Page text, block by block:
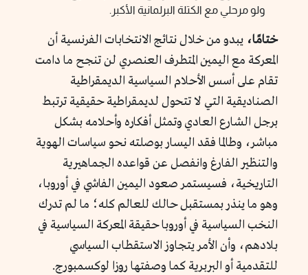
ولو مرحلي مع الكتلة البرلمانية الأكبر.
ختامًا، يبدو من خلال نتائج الانتخابات الفرنسية أن
المعركة مع اليمين المتطرف العنصري لن تنجح ما دامت
تقام على أسس الأحلام السياسية الديمقراطية
الصناديقية التي لا تتحول لديمقراطية حقيقية ترتبط
برجل الشارع العادي وتمثل أفكاره وأحلامه بشكل
مباشر، وطالما فقد اليسار بوصلته نحو سياسات الهوية
والتنظير الفارغ وانفصل عن قواعده الجماهيرية
التاريخية، فسيستمر صعود اليمين الفاشي في أوروبا،
وهو ما ينذر بمستقبل حالك للعالم كله؛ ما لم تدرك
النخب السياسية في أوروبا حقيقة المعركة السياسية في
بلادهم، وأن الأمر يتجاوز الاستقطاب السياسي
للتقدمية أو البربرية كما وصفتها روزا لوكسمبورج.